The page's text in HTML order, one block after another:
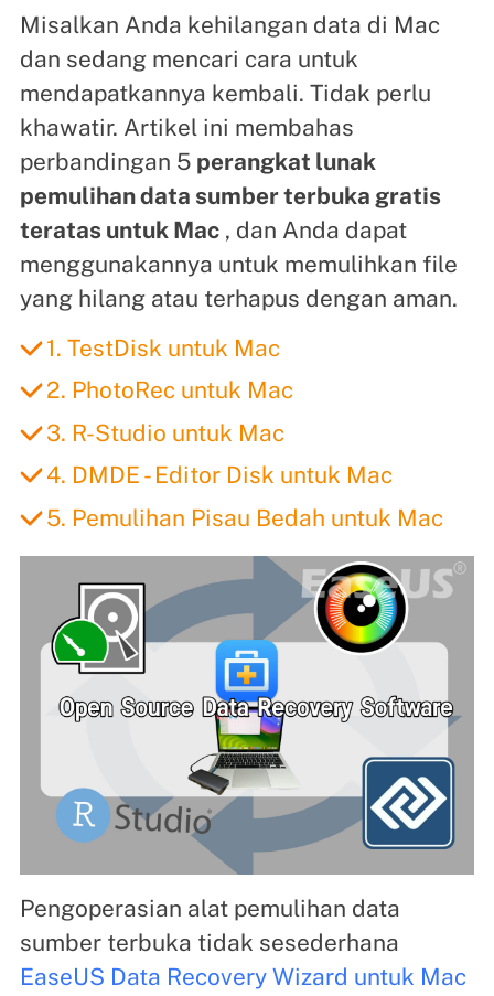
Misalkan Anda kehilangan data di Mac
dan sedang mencari cara untuk
mendapatkannya kembali. Tidak perlu
khawatir. Artikel ini membahas
perbandingan 5 perangkat lunak
pemulihan data sumber terbuka gratis
teratas untuk Mac, dan Anda dapat
menggunakannya untuk memulihkan file
yang hilang atau terhapus dengan aman.
1. TestDisk untuk Mac
2. PhotoRec untuk Mac
3. R-Studio untuk Mac
4. DMDE - Editor Disk untuk Mac
5. Pemulihan Pisau Bedah untuk Mac
Pengoperasian alat pemulihan data
sumber terbuka tidak sesederhana
EaseUS Data Recovery Wizard untuk Mac